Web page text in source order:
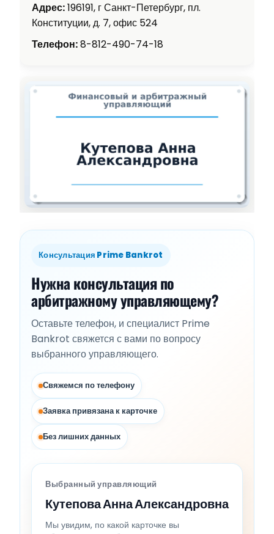
Адрес:196191, г Санкт-Петербург, пл.
Конституции, д. 7, офис 524
Телефон:8-812-490-74-18
Консультация Prime Bankrot
Нужна консультация по
арбитражному управляющему?
Оставьте телефон, и специалист Prime
Bankrot свяжется с вами по вопросу
выбранного управляющего.
Свяжемся по телефону
Заявка привязана к карточке
Без лишних данных
Выбранный управляющий
Кутепова Анна Александровна
Мы увидим, по какой карточке вы